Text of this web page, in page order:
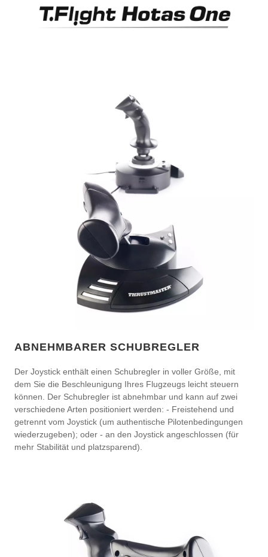
ABNEHMBARER SCHUBREGLER
Der Joystick enthält einen Schubregler in voller Größe, mit
dem Sie die Beschleunigung Ihres Flugzeugs leicht steuern
können. Der Schubregler ist abnehmbar und kann auf zwei
verschiedene Arten positioniert werden: - Freistehend und
getrennt vom Joystick (um authentische Pilotenbedingungen
wiederzugeben); oder - an den Joystick angeschlossen (für
mehr Stabilität und platzsparend).